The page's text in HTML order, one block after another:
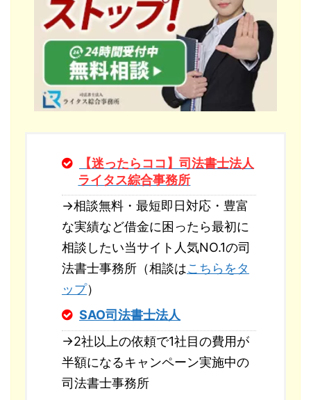
【迷ったらココ】司法書士法人
ライタス綜合事務所
→相談無料・最短即日対応・豊富
な実績など借金に困ったら最初に
相談したい当サイト人気NO.1の司
法書士事務所（相談はこちらをタ
ップ）
SAO司法書士法人
→2社以上の依頼で1社目の費用が
半額になるキャンペーン実施中の
司法書士事務所